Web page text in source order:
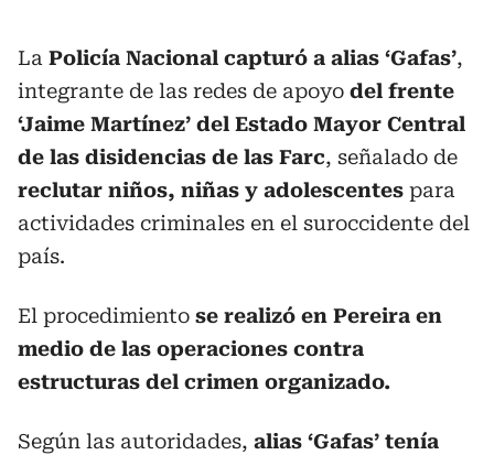
La Policía Nacional capturó a alias ‘Gafas’,
integrante de las redes de apoyo del frente
‘Jaime Martínez’ del Estado Mayor Central
de las disidencias de las Farc, señalado de
reclutar niños, niñas y adolescentes para
actividades criminales en el suroccidente del
país.
El procedimiento se realizó en Pereira en
medio de las operaciones contra
estructuras del crimen organizado.
Según las autoridades, alias ‘Gafas’ tenía